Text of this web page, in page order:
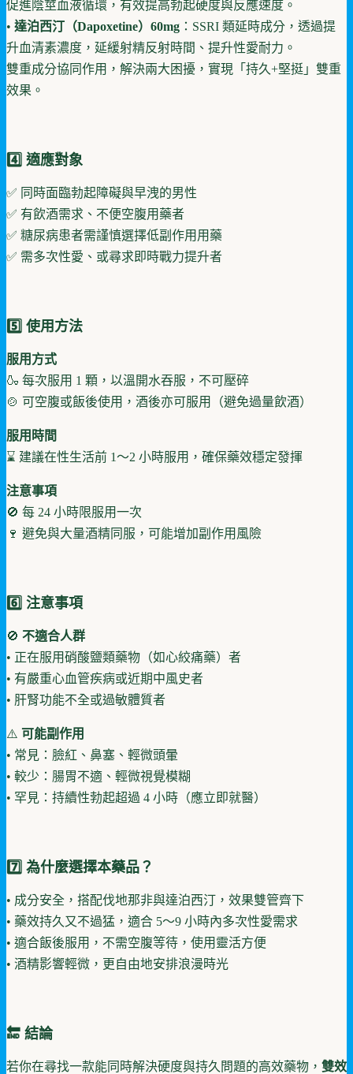
促進陰莖血液循環，有效提高勃起硬度與反應速度。
• 達泊西汀（Dapoxetine）60mg ：SSRI 類延時成分，透過提
升血清素濃度，延緩射精反射時間、提升性愛耐力。
雙重成分協同作用，解決兩大困擾，實現「持久+堅挺」雙重
效果。
4️⃣ 適應對象
✅ 同時面臨勃起障礙與早洩的男性
✅ 有飲酒需求、不便空腹用藥者
✅ 糖尿病患者需謹慎選擇低副作用用藥
✅ 需多次性愛、或尋求即時戰力提升者
5️⃣ 使用方法
服用方式
🍶 每次服用 1 顆，以溫開水吞服，不可壓碎
🍲 可空腹或飯後使用，酒後亦可服用（避免過量飲酒）
服用時間
⌛ 建議在性生活前 1～2 小時服用，確保藥效穩定發揮
注意事項
🚫 每 24 小時限服用一次
🍷 避免與大量酒精同服，可能增加副作用風險
6️⃣ 注意事項
🚫 不適合人群
• 正在服用硝酸鹽類藥物（如心絞痛藥）者
• 有嚴重心血管疾病或近期中風史者
• 肝腎功能不全或過敏體質者
⚠️ 可能副作用
• 常見：臉紅、鼻塞、輕微頭暈
• 較少：腸胃不適、輕微視覺模糊
• 罕見：持續性勃起超過 4 小時（應立即就醫）
7️⃣ 為什麼選擇本藥品？
• 成分安全，搭配伐地那非與達泊西汀，效果雙管齊下
• 藥效持久又不過猛，適合 5～9 小時內多次性愛需求
• 適合飯後服用，不需空腹等待，使用靈活方便
• 酒精影響輕微，更自由地安排浪漫時光
🔚 結論
若你在尋找一款能同時解決硬度與持久問題的高效藥物， 雙效